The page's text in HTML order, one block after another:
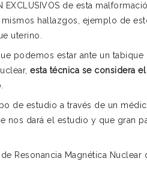
de esta
hallazgos, ejemplo de
uterino.
podemos estar ante un
esta técnica se considera
de estudio a través de un
nos dará el estudio y que gran
Resonancia Magnética